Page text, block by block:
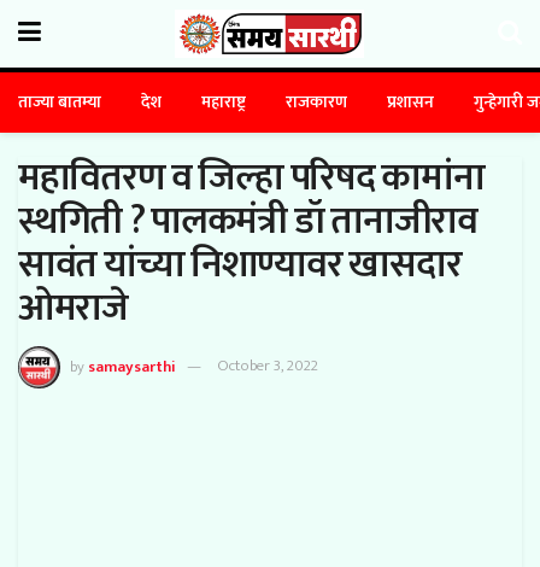
ताज्या बातम्या देश महाराष्ट्र राजकारण प्रशासन गुन्हेगारी
महावितरण व जिल्हा परिषद कामांना
स्थगिती ? पालकमंत्री डॉ तानाजीराव
सावंत यांच्या निशाण्यावर खासदार
ओमराजे
bysamaysarthi October 3, 2022